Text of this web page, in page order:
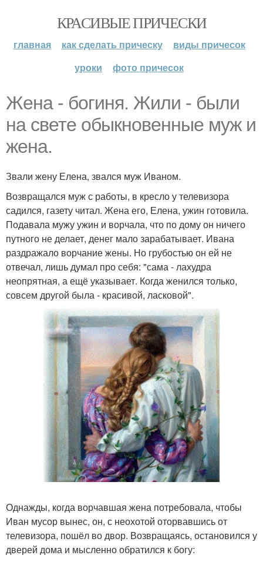
КРАСИВЫЕ ПРИЧЕСКИ
главная как сделать прическу
виды причесок
уроки
фото причесок
Жена - богиня. Жили - были
на свете обыкновенные муж и
жена.
Звали жену Елена, звался муж Иваном.
Возвращался муж с работы, в кресло у телевизора
садился, газету читал. Жена его, Елена, ужин готовила.
Подавала мужу ужин и ворчала, что по дому он ничего
путного не делает, денег мало зарабатывает. Ивана
раздражало ворчание жены. Но грубостью он ей не
отвечал, лишь думал про себя: "сама - лахудра
неопрятная, а ещё указывает. Когда женился только,
совсем другой была - красивой, ласковой".
Однажды, когда ворчавшая жена потребовала, чтобы
Иван мусор вынес, он, с неохотой оторвавшись от
телевизора, пошёл во двор. Возвращаясь, остановился у
дверей дома и мысленно обратился к богу: